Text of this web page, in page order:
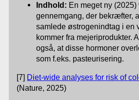
Indhold: En meget ny
gennemgang, der bekræfter,
samlede østrogenindtag i en
kommer fra mejeriprodukter.
også, at disse hormoner
som f.eks. pasteurisering.
[7] Diet-wide analyses for risk of
(Nature, 2025)